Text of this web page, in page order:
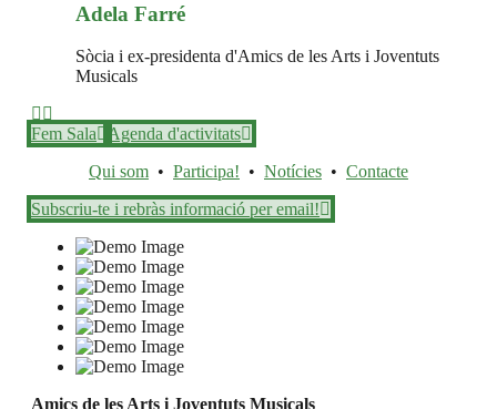
Adela Farré
Sòcia i ex-presidenta d'Amics de les Arts i Joventuts
Musicals
Fem Sala
Agenda d'activitats
Qui som • Participa! • Notícies • Contacte
Subscriu-te i rebràs informació per email!
Amics de les Arts i Joventuts Musicals